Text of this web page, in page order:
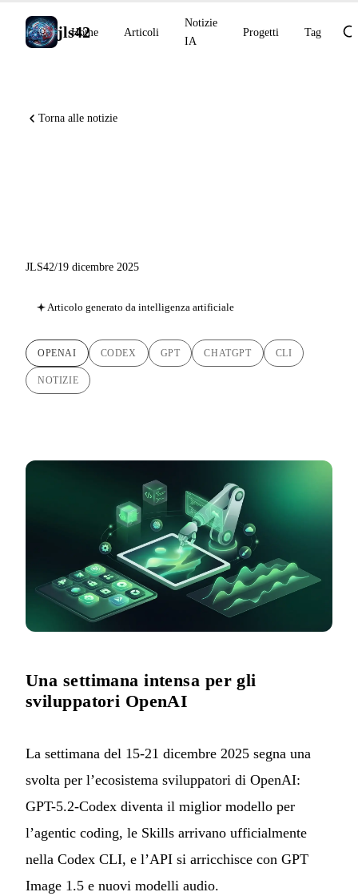
jls42
Home Articoli
Notizie
IA
Progetti Tag
Torna alle notizie
JLS42/19 dicembre 2025
Articolo generato da intelligenza artificiale
OPENAI CODEX GPT CHATGPT CLI
NOTIZIE
Una settimana intensa per gli
sviluppatori OpenAI
La settimana del 15-21 dicembre 2025 segna una
svolta per l’ecosistema sviluppatori di OpenAI:
GPT-5.2-Codex diventa il miglior modello per
l’agentic coding, le Skills arrivano ufficialmente
nella Codex CLI, e l’API si arricchisce con GPT
Image 1.5 e nuovi modelli audio.